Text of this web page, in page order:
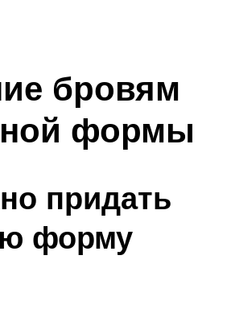
бровям
формы
придать
форму